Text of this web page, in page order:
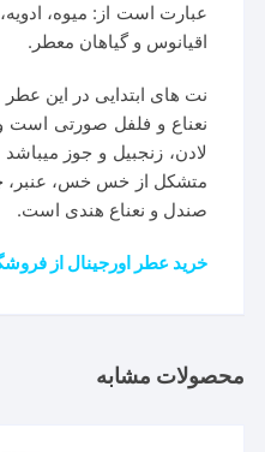
عبارت است از: میوه،
اقیانوس و گیاهان معطر.
نت های ابتدایی در این
نعناع و فلفل صورتی است
لادن، زنجبیل و جوز
متشکل از خس خس، عنبر،
صندل و نعناع هندی است.
خرید عطر اورجینال از
محصولات مشابه